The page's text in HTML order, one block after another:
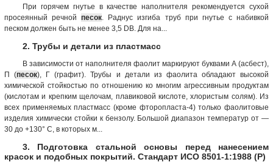
При горячем гнутье в качестве наполнителя рекомендуется сухой
просеянный речнойпесок . Раднус изгиба труб при гнутье с набивкой
песком должен быть не менее 3,5 DB. Для на...
2. Трубы и детали из пластмасс
В зависимости от наполнителя фаолит маркируют буквами А (асбест),
П (песок), Г (графит). Трубы и детали из фаолита обладают высокой
химической стойкостью по отношению ко многим агрессивным продуктам
(кислотам и крепким щелочам, плавиковой кислоте, хлористым солям). Из
всех применяемых пластмасс (кроме фторопласта-4) только фаолитовые
изделия химически стойки к бензолу. Большой диапазон температур от —
30 до +130° С, в которых м...
3. Подготовка стальной основы перед нанесением
красок и подобных покрытий. Стандарт ИСО 8501-1:1988 (Р)